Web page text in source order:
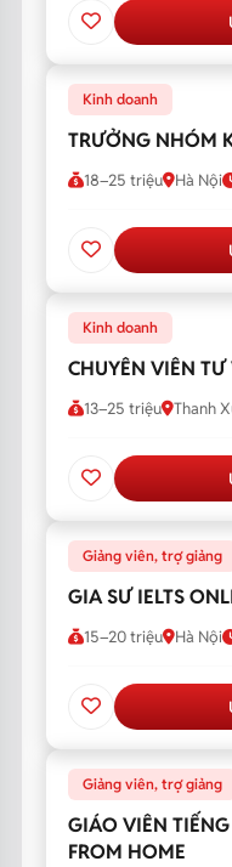
Kinh doanh
TRƯỞNG NHÓM
18–25 triệu Hà Nội
Kinh doanh
CHUYÊN VIÊN
13–25 triệu Thanh
Giảng viên, trợ giảng
GIA SƯ IELTS
15–20 triệu Hà Nội
Giảng viên, trợ giảng
GIÁO VIÊN
FROM HOME